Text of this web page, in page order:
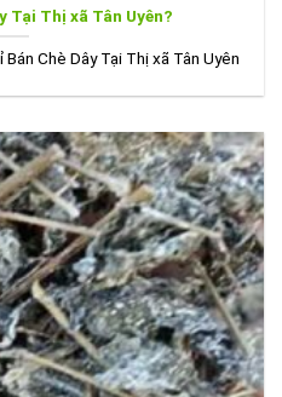
Tại Thị xã Tân Uyên?
Chè Dây Tại Thị xã Tân Uyên